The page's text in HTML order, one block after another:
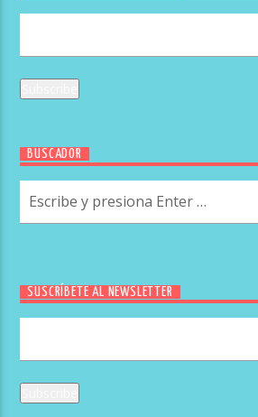
BUSCADOR
SUSCRÍBETE AL NEWSLETTER